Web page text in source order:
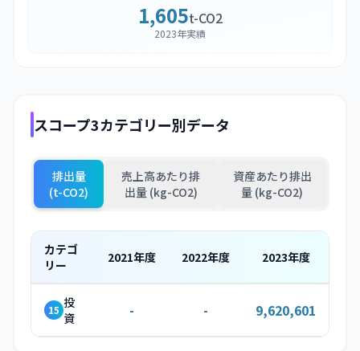
1,605t-CO2
2023年実績
スコープ3カテゴリー別データ
排出量
(t-CO2)
売上高あたり排
出量 (kg-CO2)
資産あたり排出
量 (kg-CO2)
カテゴ
リー
2021年度 2022年度 2023年度
15 投
資
- - 9,620,601